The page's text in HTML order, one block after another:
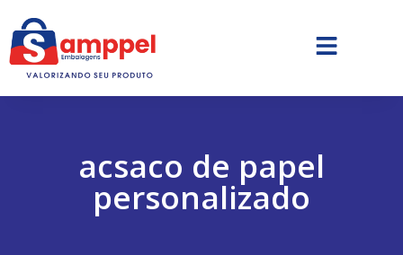
acsaco de papel
personalizado